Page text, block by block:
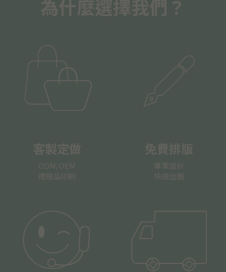
為什麼選擇我們？
客製定做
ODM/OEM
禮贈品印刷
免費排版
專業設計
快速出圖